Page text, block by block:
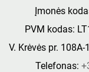
Įmonės
PVM kodas:
V. Krėvės pr.
Telefonas: